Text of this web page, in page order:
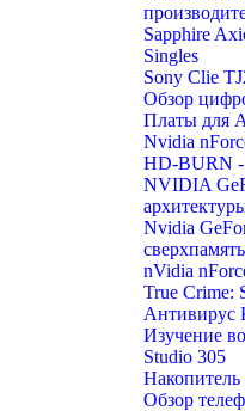
Sapphire
Singles
Sony Clie
Обзор
Платы для
Nvidia
HD-BURN -
NVIDIA
Nvidia
nVidia
True Crime:
Антивирус
Изучение
Studio 305
Обзор